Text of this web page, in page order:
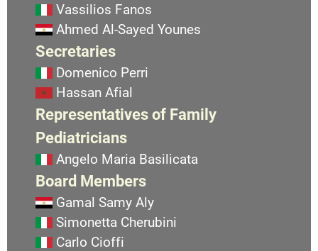
Vassilios Fanos
Ahmed Al-Sayed Younes
Secretaries
Domenico Perri
Hassan Afial
Representatives of Family
Pediatricians
Angelo Maria Basilicata
Board Members
Gamal Samy Aly
Simonetta Cherubini
Carlo Cioffi